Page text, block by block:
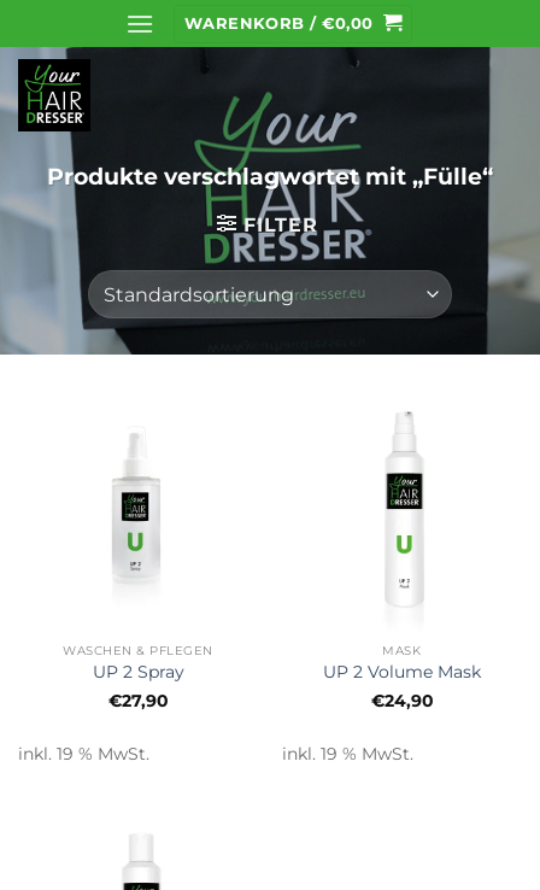
Inhalt
springen
WARENKORB / €0,00
Produkte verschlagwortet mit „Fülle“
FILTER
WASCHEN & PFLEGEN
UP 2 Spray
€27,90
inkl. 19 % MwSt.
MASK
UP 2 Volume Mask
€24,90
inkl. 19 % MwSt.